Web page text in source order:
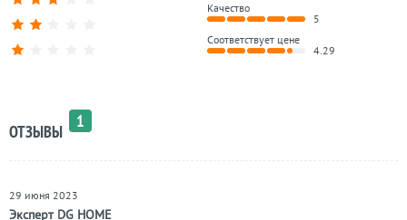
Качество
5
Соответствует цене
4.29
ОТЗЫВЫ
1
Эксперт DG HOME
29 июня 2023